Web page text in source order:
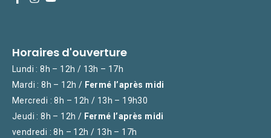
Horaires d'ouverture
Lundi : 8h – 12h / 13h – 17h
Mardi : 8h – 12h / Fermé l’après midi
Mercredi : 8h – 12h / 13h – 19h30
Jeudi : 8h – 12h / Fermé l’après midi
vendredi : 8h – 12h / 13h – 17h